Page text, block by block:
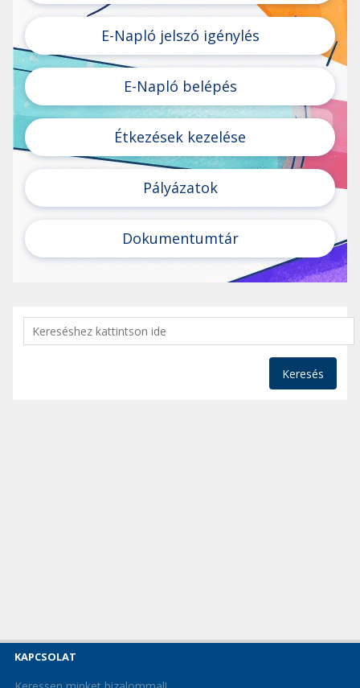
E-Napló jelszó igénylés
E-Napló belépés
Étkezések kezelése
Pályázatok
Dokumentumtár
Keresés
KAPCSOLAT